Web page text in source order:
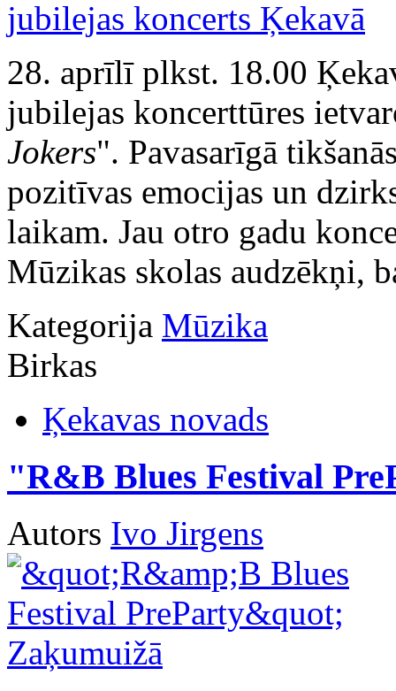
28. aprīlī plkst. 18.00
jubilejas koncerttūres
Jokers". Pavasarīgā
pozitīvas emocijas un
laikam. Jau otro gadu
Mūzikas skolas audzēkņi,
Kategorija Mūzika
Birkas
Ķekavas novads
"R&B Blues Festival
Autors Ivo Jirgens